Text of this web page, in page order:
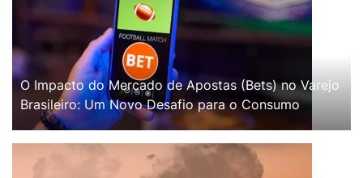
O Impacto do Mercado de Apostas (Bets) no Varejo
Brasileiro: Um Novo Desafio para o Consumo